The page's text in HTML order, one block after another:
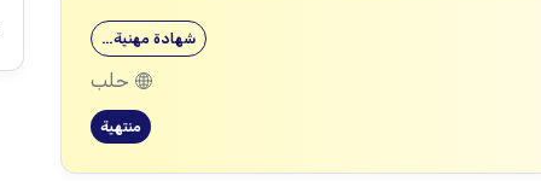
شهادة مهنية…
حلب
منتهية